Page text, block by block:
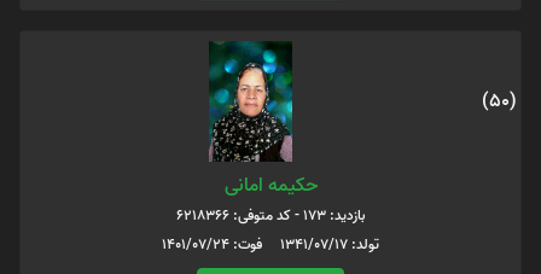
(50)
حکیمه امانی
بازدید: 173 - کد متوفی: 6218366
تولد: 1341/07/17 فوت: 1401/07/24